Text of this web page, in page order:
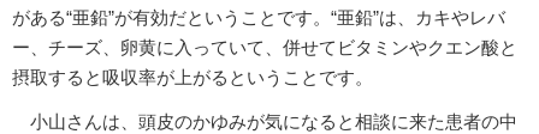
がある“亜鉛”が有効だということです。“亜鉛”は、カキやレバ
ー、チーズ、卵黄に入っていて、併せてビタミンやクエン酸と
摂取すると吸収率が上がるということです。
小山さんは、頭皮のかゆみが気になると相談に来た患者の中